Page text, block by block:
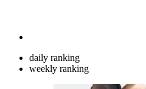
daily ranking
weekly ranking